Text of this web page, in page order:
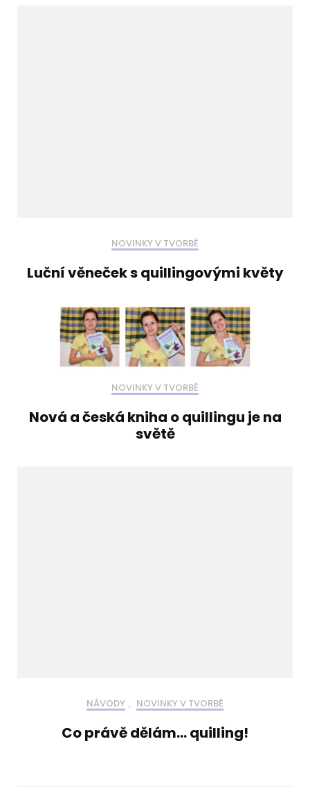
NOVINKY V TVORBĚ
Luční věneček s quillingovými květy
NOVINKY V TVORBĚ
Nová a česká kniha o quillingu je na
světě
NÁVODY , NOVINKY V TVORBĚ
Co právě dělám… quilling!